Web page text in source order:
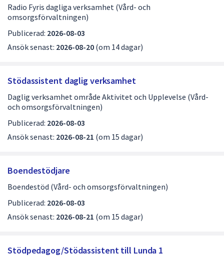
Radio Fyris dagliga verksamhet (Vård- och
omsorgsförvaltningen)
Publicerad: 2026-08-03
Ansök senast: 2026-08-20 (om 14 dagar)
Stödassistent daglig verksamhet
Daglig verksamhet område Aktivitet och Upplevelse (Vård-
och omsorgsförvaltningen)
Publicerad: 2026-08-03
Ansök senast: 2026-08-21 (om 15 dagar)
Boendestödjare
Boendestöd (Vård- och omsorgsförvaltningen)
Publicerad: 2026-08-03
Ansök senast: 2026-08-21 (om 15 dagar)
Stödpedagog/Stödassistent till Lunda 1